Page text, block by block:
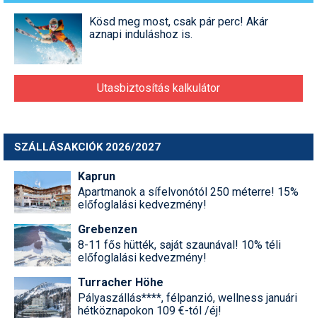
Kösd meg most, csak pár perc! Akár
aznapi induláshoz is.
Utasbiztosítás kalkulátor
SZÁLLÁSAKCIÓK 2026/2027
Kaprun
Apartmanok a sífelvonótól 250 méterre! 15%
előfoglalási kedvezmény!
Grebenzen
8-11 fős hütték, saját szaunával! 10% téli
előfoglalási kedvezmény!
Turracher Höhe
Pályaszállás****, félpanzió, wellness januári
hétköznapokon 109 €-tól /éj!